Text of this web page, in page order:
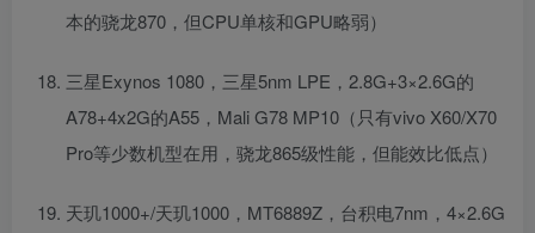
本的骁龙870，但CPU单核和GPU略弱）
三星Exynos 1080，三星5nm LPE，2.8G+3×2.6G的
A78+4x2G的A55，Mali G78 MP10（只有vivo X60/X70
Pro等少数机型在用，骁龙865级性能，但能效比低点）
天玑1000+/天玑1000，MT6889Z，台积电7nm，4×2.6G